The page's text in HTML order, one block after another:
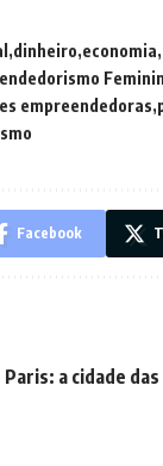
dinheiro economia
empreendedoras
Facebook
Paris: a cidade